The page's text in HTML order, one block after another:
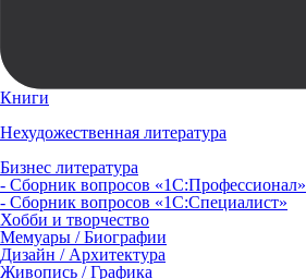
Книги
Нехудожественная литература
Бизнес литература
- Сборник вопросов «1С:Профессионал»
- Сборник вопросов «1С:Специалист»
Хобби и творчество
Мемуары / Биографии
Дизайн / Архитектура
Живопись / Графика